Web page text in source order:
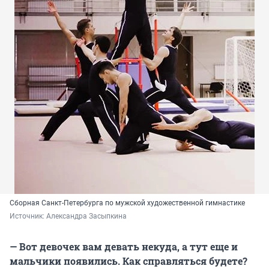
Сборная Санкт-Петербурга по мужской художественной гимнастике
Источник: Александра Засыпкина
— Вот девочек вам девать некуда, а тут еще и
мальчики появились. Как справляться будете?